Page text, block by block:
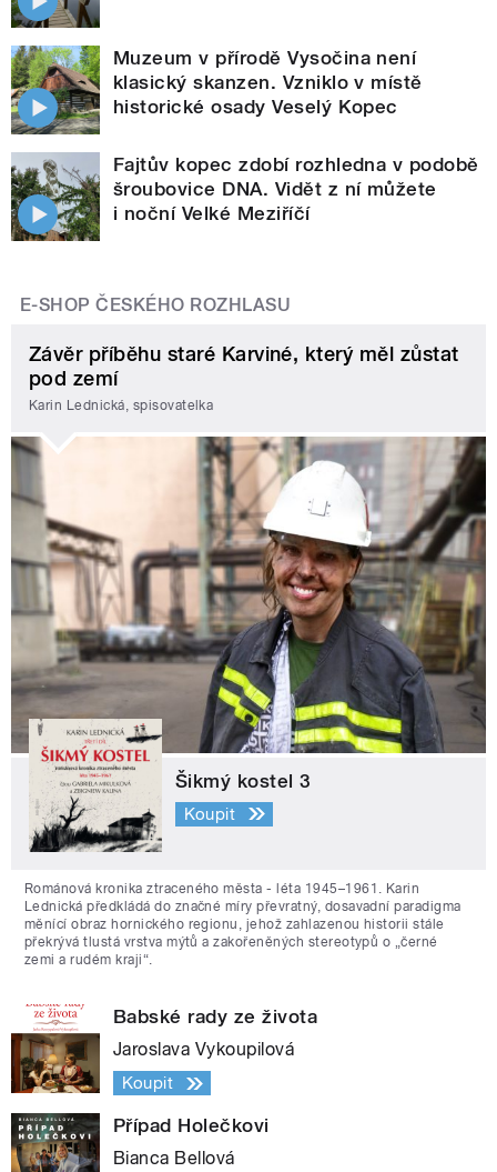
Muzeum v přírodě Vysočina není
klasický skanzen. Vzniklo v místě
historické osady Veselý Kopec
Fajtův kopec zdobí rozhledna v podobě
šroubovice DNA. Vidět z ní můžete
i noční Velké Meziříčí
E-SHOP ČESKÉHO ROZHLASU
Závěr příběhu staré Karviné, který měl zůstat
pod zemí
Karin Lednická, spisovatelka
Šikmý kostel 3
Koupit
Románová kronika ztraceného města - léta 1945–1961. Karin
Lednická předkládá do značné míry převratný, dosavadní paradigma
měnící obraz hornického regionu, jehož zahlazenou historii stále
překrývá tlustá vrstva mýtů a zakořeněných stereotypů o „černé
zemi a rudém kraji“.
Babské rady ze života
Jaroslava Vykoupilová
Koupit
Případ Holečkovi
Bianca Bellová